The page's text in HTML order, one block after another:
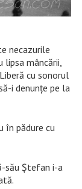
necazurile
mâncării,
cu sonorul
i denunțe pe la
în pădure cu
său Ștefan i-a